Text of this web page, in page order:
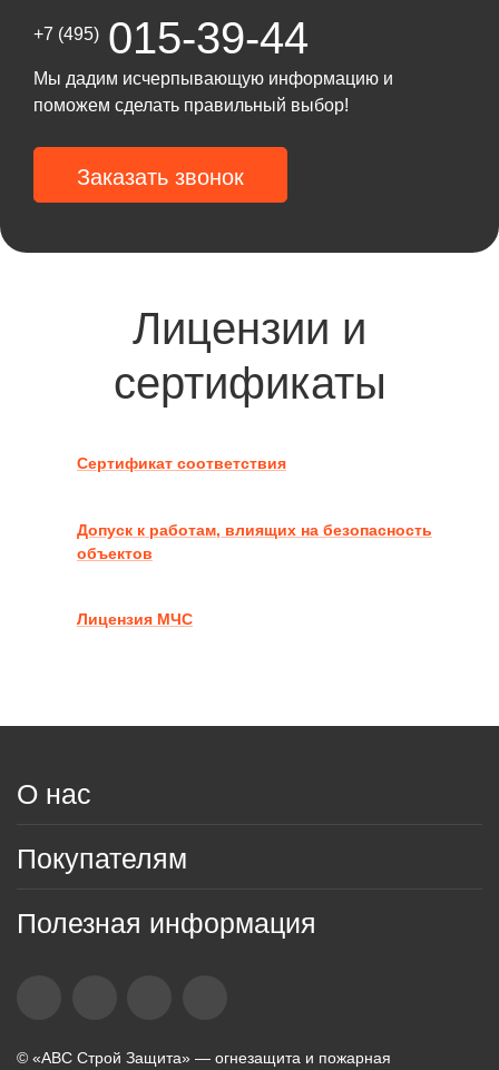
+7 (495) 015-39-44
Мы дадим исчерпывающую информацию и
поможем сделать правильный выбор!
Заказать звонок
Лицензии и
сертификаты
Сертификат соответствия
Допуск к работам, влиящих на безопасность
объектов
Лицензия МЧС
О нас
Покупателям
Полезная информация
© «АВС Строй Защита» — огнезащита и пожарная